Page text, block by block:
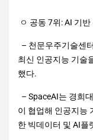
ㅇ 공동 7위: AI 기
– 천문우주기술센
최신 인공지능 기술
했다.
– SpaceAI는 경희
이 협업해 인공지능
한 빅데이터 및 AI플